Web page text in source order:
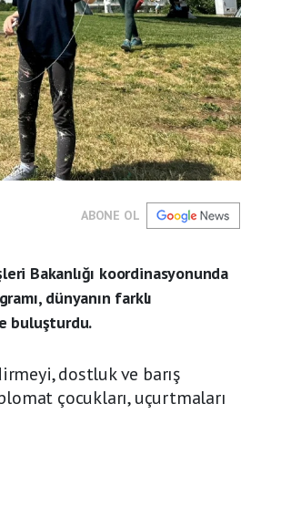
ABONE OL
Bakanlığı koordinasyonunda
dünyanın farklı
buluşturdu.
dostluk ve barış
çocukları, uçurtmaları